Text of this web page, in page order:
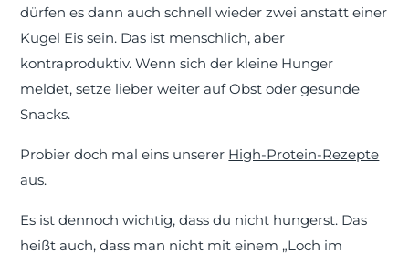
dürfen es dann auch schnell wieder zwei anstatt einer
Kugel Eis sein. Das ist menschlich, aber
kontraproduktiv. Wenn sich der kleine Hunger
meldet, setze lieber weiter auf Obst oder gesunde
Snacks.
Probier doch mal eins unserer High-Protein-Rezepte
aus.
Es ist dennoch wichtig, dass du nicht hungerst. Das
heißt auch, dass man nicht mit einem „Loch im